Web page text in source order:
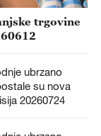
trgovine
ubrzano
su nova
20260724